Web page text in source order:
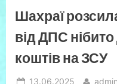
земельний
податок
Шахраї
від ДПС
коштів на ЗСУ
Posted
13.06.2025 By
admin